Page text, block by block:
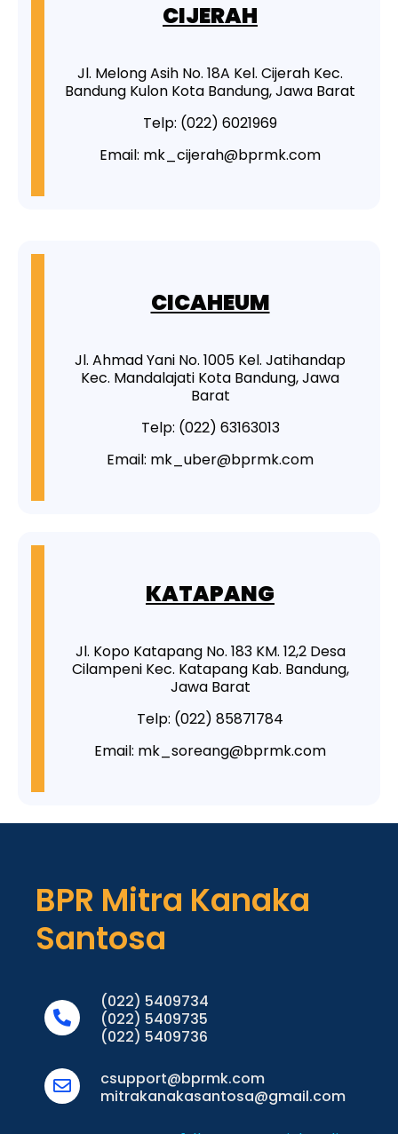
CIJERAH
Jl. Melong Asih No. 18A Kel. Cijerah Kec.
Bandung Kulon Kota Bandung, Jawa Barat
Telp: (022) 6021969
Email: mk_cijerah@bprmk.com
CICAHEUM
Jl. Ahmad Yani No. 1005 Kel. Jatihandap
Kec. Mandalajati Kota Bandung, Jawa
Barat
Telp: (022) 63163013
Email: mk_uber@bprmk.com
KATAPANG
Jl. Kopo Katapang No. 183 KM. 12,2 Desa
Cilampeni Kec. Katapang Kab. Bandung,
Jawa Barat
Telp: (022) 85871784
Email: mk_soreang@bprmk.com
BPR Mitra Kanaka
Santosa
(022) 5409734
(022) 5409735
(022) 5409736
csupport@bprmk.com
mitrakanakasantosa@gmail.com